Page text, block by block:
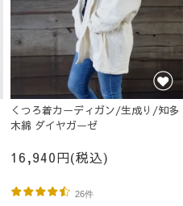
くつろ着カーディガン/生成り/知多
木綿 ダイヤガーゼ
16,940円(税込)
26件